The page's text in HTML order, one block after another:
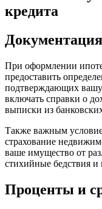
кредита
При оформлении
предоставить
подтверждающих
включать справки о
выписки из
Также важным
страхование
ваше имущество от
стихийные бедствия и
Проценты и